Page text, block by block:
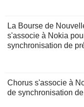
La Bourse de
s'associe à Nokia
synchronisation de
Chorus s'associe à
de synchronisation